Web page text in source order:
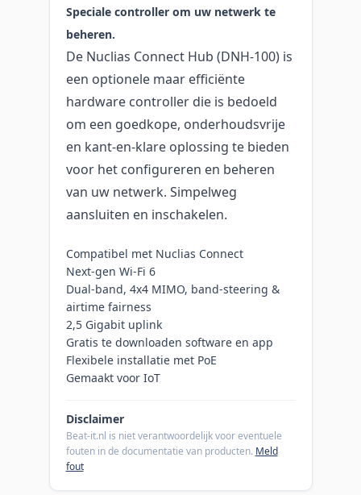
Speciale controller om uw netwerk te
beheren.
De Nuclias Connect Hub (DNH-100) is
een optionele maar efficiënte
hardware controller die is bedoeld
om een goedkope, onderhoudsvrije
en kant-en-klare oplossing te bieden
voor het configureren en beheren
van uw netwerk. Simpelweg
aansluiten en inschakelen.
Compatibel met Nuclias Connect
Next-gen Wi-Fi 6
Dual-band, 4x4 MIMO, band-steering &
airtime fairness
2,5 Gigabit uplink
Gratis te downloaden software en app
Flexibele installatie met PoE
Gemaakt voor IoT
Disclaimer
Beat-it.nl is niet verantwoordelijk voor eventuele
fouten in de documentatie van producten. Meld
fout